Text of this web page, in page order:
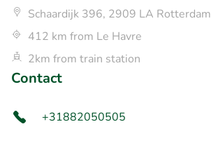
Schaardijk 396, 2909 LA Rotterdam
412 km from Le Havre
2km from train station
Contact
+31882050505